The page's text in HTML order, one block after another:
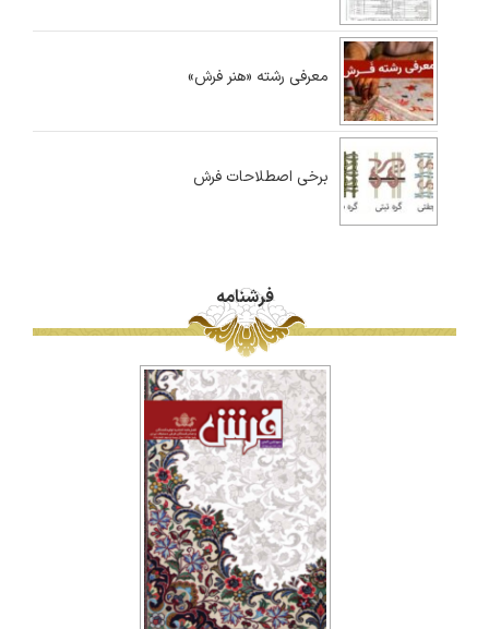
معرفی رشته «هنر فرش»
برخی اصطلاحات فرش
فرشنامه